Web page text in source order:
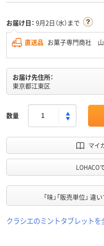
お届け日： 9月2日（水）まで
直送品 お菓子専門商社
お届け先住所：
東京都江東区
数量
マイ
LOHACO
「味」「販売単位」 違
クラシエのミントタブレットを